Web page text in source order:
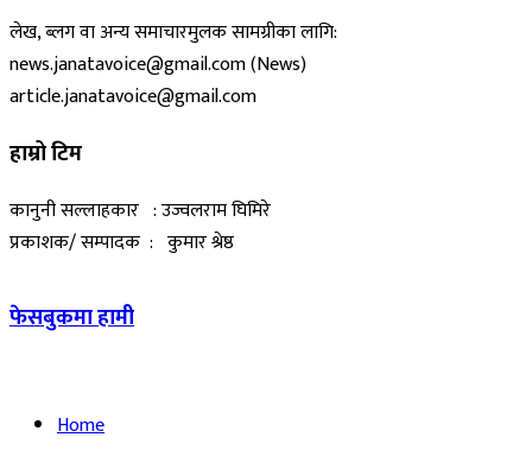
लेख, ब्लग वा अन्य समाचारमुलक सामग्रीका लागि:
news.janatavoice@gmail.com (News)
article.janatavoice@gmail.com
हाम्रो टिम
कानुनी सल्लाहकार : उज्वलराम घिमिरे
प्रकाशक/ सम्पादक : कुमार श्रेष्ठ
फेसबुकमा हामी
Home